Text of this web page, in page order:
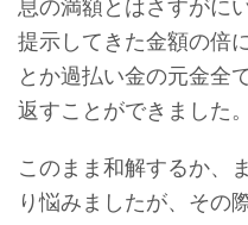
息の満額とはさすがに
提示してきた金額の倍
とか過払い金の元金全
返すことができました。
このまま和解するか、
り悩みましたが、その